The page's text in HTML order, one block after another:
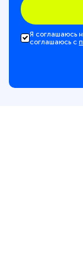
Я соглашаюсь
соглашаюсь с